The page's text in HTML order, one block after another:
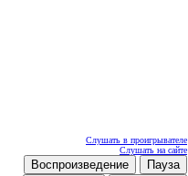
Слушать в проигрывателе
Слушать на сайте
Воспроизведение
Пауза